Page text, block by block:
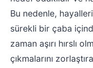
Bu nedenle,
sürekli bir çaba
zaman aşırı hırslı
çıkmalarını